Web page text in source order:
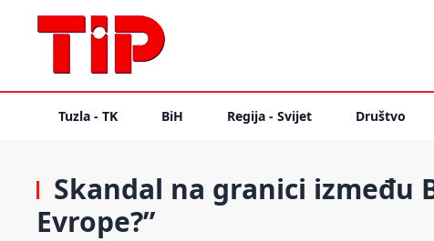
Tuzla - TK BiH Regija - Svijet Društvo
Skandal na granici između
Evrope?”